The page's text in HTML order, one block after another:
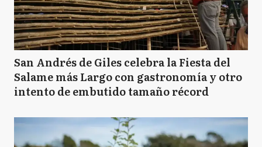
San Andrés de Giles celebra la Fiesta del
Salame más Largo con gastronomía y otro
intento de embutido tamaño récord